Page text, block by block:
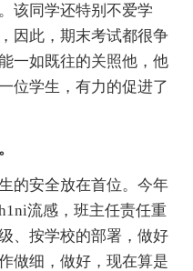
该同学还特别不爱学
因此，期末考试都很争
一如既往的关照他，他
位学生，有力的促进了
安全放在首位。今年
流感，班主任责任重
、按学校的部署，做好
做细，做好，现在算是